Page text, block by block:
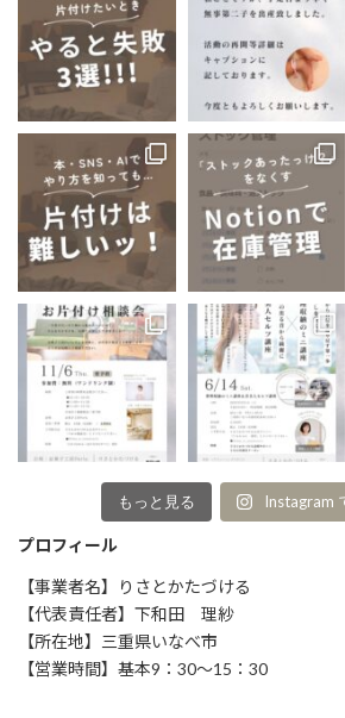
もっと見る Instagram
プロフィール
【事業者名】りさとかたづける
【代表責任者】下和田 理紗
【所在地】三重県いなべ市
【営業時間】基本9：30～15：30